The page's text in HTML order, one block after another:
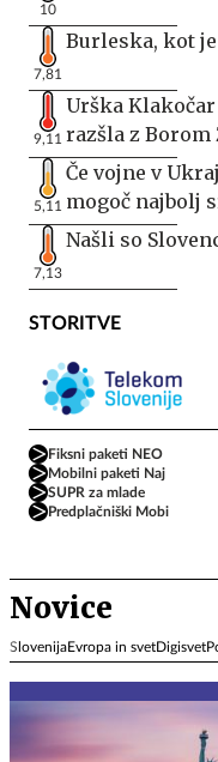
10
7,81
Burleska, kot
9,11
Urška
razšla z Borom
5,11
Če vojne v
mogoč najbolj
7,13
Našli so
STORITVE
Fiksni paketi NEO
Mobilni paketi Naj
SUPR za mlade
Predplačniški Mobi
Novice
SlovenijaEvropa in svetDigisvet